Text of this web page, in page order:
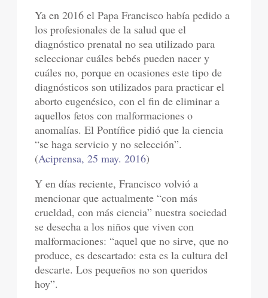
Ya en 2016 el Papa Francisco había pedido a
los profesionales de la salud que el
diagnóstico prenatal no sea utilizado para
seleccionar cuáles bebés pueden nacer y
cuáles no, porque en ocasiones este tipo de
diagnósticos son utilizados para practicar el
aborto eugenésico, con el fin de eliminar a
aquellos fetos con malformaciones o
anomalías. El Pontífice pidió que la ciencia
“se haga servicio y no selección”.
(Aciprensa, 25 may. 2016)
Y en días reciente, Francisco volvió a
mencionar que actualmente “con más
crueldad, con más ciencia” nuestra sociedad
se desecha a los niños que viven con
malformaciones: “aquel que no sirve, que no
produce, es descartado: esta es la cultura del
descarte. Los pequeños no son queridos
hoy”.